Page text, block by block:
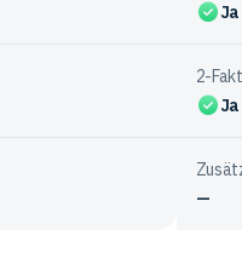
Ja
2-
Ja
—